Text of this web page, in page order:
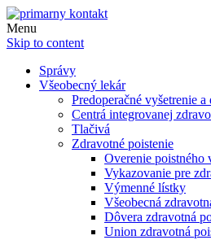
Menu
Skip to content
Správy
Všeobecný lekár
Predoperačné vyšetrenie
Centrá integrovanej
Tlačivá
Zdravotné poistenie
Overenie poistného
Vykazovanie pre
Výmenné lístky
Všeobecná
Dôvera zdravotná
Union zdravotná